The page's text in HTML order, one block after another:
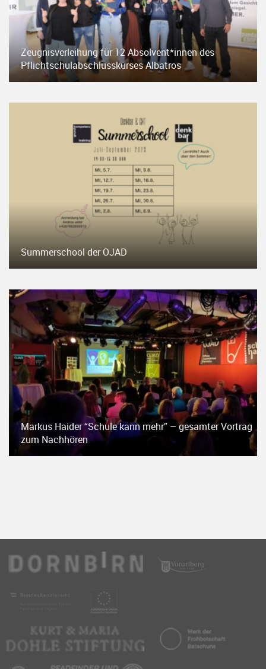
Zeugnisverleihung für 12 Absolvent*innen des
Pflichtschulabschlusskurses Albatros
Summerschool der OJAD
Markus Haider “Schule kann mehr” – gesamter Vortrag
zum Nachhören